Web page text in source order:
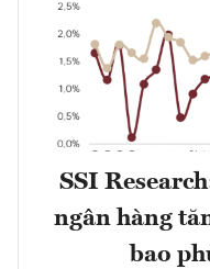
SSI
ngân hàng
bao